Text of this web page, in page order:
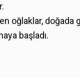
oğlaklar, doğada
başladı.